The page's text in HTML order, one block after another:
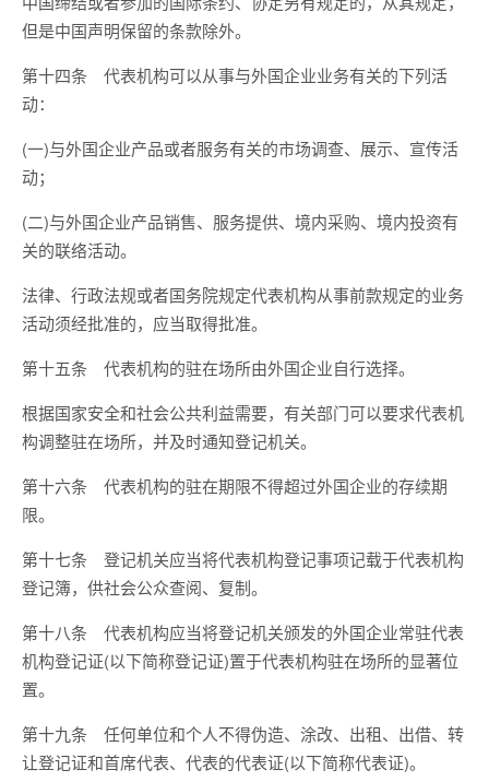
但是中国声明保留的条款除外。
第十四条 代表机构可以从事与外国企业业务有关的下列活
动：
(一)与外国企业产品或者服务有关的市场调查、展示、宣传活
动；
(二)与外国企业产品销售、服务提供、境内采购、境内投资有
关的联络活动。
法律、行政法规或者国务院规定代表机构从事前款规定的业务
活动须经批准的，应当取得批准。
第十五条 代表机构的驻在场所由外国企业自行选择。
根据国家安全和社会公共利益需要，有关部门可以要求代表机
构调整驻在场所，并及时通知登记机关。
第十六条 代表机构的驻在期限不得超过外国企业的存续期
限。
第十七条 登记机关应当将代表机构登记事项记载于代表机构
登记簿，供社会公众查阅、复制。
第十八条 代表机构应当将登记机关颁发的外国企业常驻代表
机构登记证(以下简称登记证)置于代表机构驻在场所的显著位
置。
第十九条 任何单位和个人不得伪造、涂改、出租、出借、转
让登记证和首席代表、代表的代表证(以下简称代表证)。